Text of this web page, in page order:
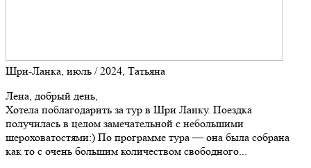
Шри-Ланка, июль / 2024, Татьяна
Лена, добрый день,
Хотела поблагодарить за тур в Шри Ланку. Поездка
получилась в целом замечательной с небольшими
шероховатостями:) По программе тура — она была собрана
как то с очень большим количеством свободного...